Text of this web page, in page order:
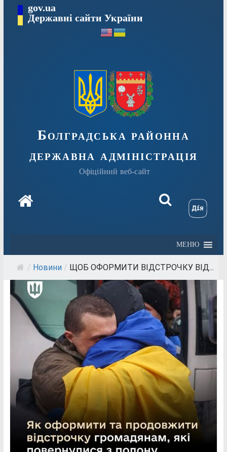
Перейтиgov.ua
Державні сайти України
Болградська районна
державна адміністрація
Офіційний веб-сайт
МЕНЮ
/ Новини / ЩОБ ОФОРМИТИ ВІДСТРОЧКУ ВІД...